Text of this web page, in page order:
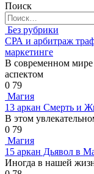
Поиск
Search
for:
Без рубрики
СРА и арбитраж
маркетинге
В современном
аспектом
0 79
Магия
13 аркан Смерть и
В этом
0 79
Магия
15 аркан Дьявол в
Иногда в нашей